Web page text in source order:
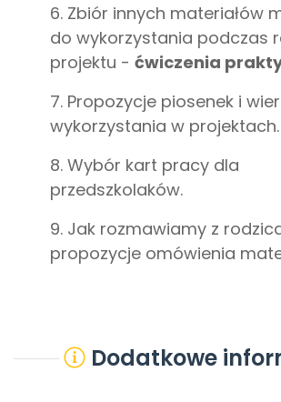
6. Zbiór innych materiałów
do wykorzystania podczas
projektu - ćwiczenia
7. Propozycje piosenek i
wykorzystania w projektach.
8. Wybór kart pracy dla
przedszkolaków.
9. Jak rozmawiamy z
propozycje omówienia
Dodatkowe